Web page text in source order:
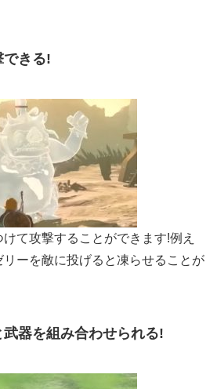
できる!
て攻撃することができます!例え
ーを敵に投げると凍らせることが
器を組み合わせられる!